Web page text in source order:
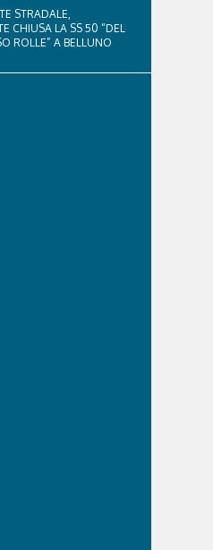
STRADALE,
CHIUSA LA SS 50 “DEL
ROLLE” A BELLUNO